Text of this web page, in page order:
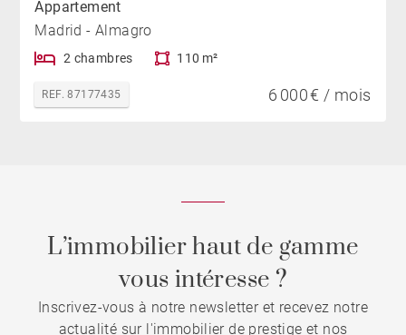
Appartement
Madrid - Almagro
2 chambres 110 m²
REF. 87177435 6 000 € / mois
L’immobilier haut de gamme
vous intéresse ?
Inscrivez-vous à notre newsletter et recevez notre
actualité sur l'immobilier de prestige et nos